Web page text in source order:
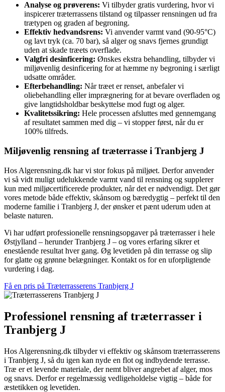
Analyse og prøverens: Vi tilbyder gratis vurdering, hvor vi
inspicerer træterrassens tilstand og tilpasser rensningen ud fra
trætypen og graden af begroning.
Effektiv hedvandsrens: Vi anvender varmt vand (90-95°C)
og lavt tryk (ca. 70 bar), så alger og snavs fjernes grundigt
uden at skade træets overflade.
Valgfri desinficering: Ønskes ekstra behandling, tilbyder vi
miljøvenlig desinficering for at hæmme ny begroning i særligt
udsatte områder.
Efterbehandling: Når træet er renset, anbefaler vi
oliebehandling eller imprægnering for at bevare overfladen og
give langtidsholdbar beskyttelse mod fugt og alger.
Kvalitetssikring: Hele processen afsluttes med gennemgang
af resultatet sammen med dig – vi stopper først, når du er
100% tilfreds.
Miljøvenlig rensning af træterrasse i Tranbjerg J
Hos Algerensning.dk har vi stor fokus på miljøet. Derfor anvender
vi så vidt muligt udelukkende varmt vand til rensning og supplerer
kun med miljøcertificerede produkter, når det er nødvendigt. Det gør
vores metode både effektiv, skånsom og bæredygtig – perfekt til den
moderne familie i Tranbjerg J, der ønsker et pænt uderum uden at
belaste naturen.
Vi har udført professionelle rensningsopgaver på træterrasser i hele
Østjylland – herunder Tranbjerg J – og vores erfaring sikrer et
enestående resultat hver gang. Øg levetiden på din terrasse og slip
for glatte og grønne belægninger. Kontakt os for en uforpligtende
vurdering i dag.
Få en pris på Træterrasserens Tranbjerg J
Professionel rensning af træterrasser i
Tranbjerg J
Hos Algerensning.dk tilbyder vi effektiv og skånsom træterrasserens
i Tranbjerg J, så du igen kan nyde en flot og indbydende terrasse.
Træ er et levende materiale, der nemt bliver angrebet af alger, mos
og snavs. Derfor er regelmæssig vedligeholdelse vigtig – både for
æstetikken og levetiden.